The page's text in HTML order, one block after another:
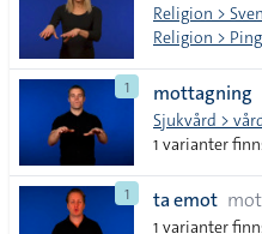
Religion >
Religion >
1 mottagning
Sjukvård >
1 varianter
1 ta emot
1 varianter